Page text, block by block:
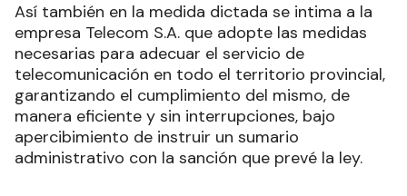
Así también en la medida dictada se intima a la
empresa Telecom S.A. que adopte las medidas
necesarias para adecuar el servicio de
telecomunicación en todo el territorio provincial,
garantizando el cumplimiento del mismo, de
manera eficiente y sin interrupciones, bajo
apercibimiento de instruir un sumario
administrativo con la sanción que prevé la ley.